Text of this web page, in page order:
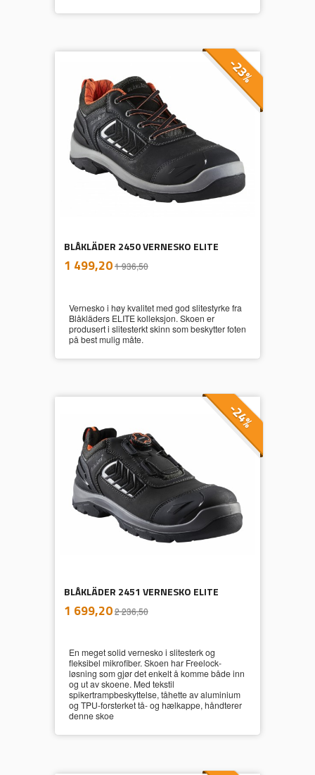
BLÅKLÄDER 2450 VERNESKO ELITE
Tilbud
1 499,201 936,50
-23%
mva.
Vernesko i høy kvalitet med god slitestyrke fra
Blåkläders ELITE kolleksjon. Skoen er
produsert i slitesterkt skinn som beskytter foten
på best mulig måte.
BLÅKLÄDER 2451 VERNESKO ELITE
Tilbud
1 699,202 236,50
-24%
mva.
En meget solid vernesko i slitesterk og
fleksibel mikrofiber. Skoen har Freelock-
løsning som gjør det enkelt å komme både inn
og ut av skoene. Med tekstil
spikertrampbeskyttelse, tåhette av aluminium
og TPU-forsterket tå- og hælkappe, håndterer
denne skoe